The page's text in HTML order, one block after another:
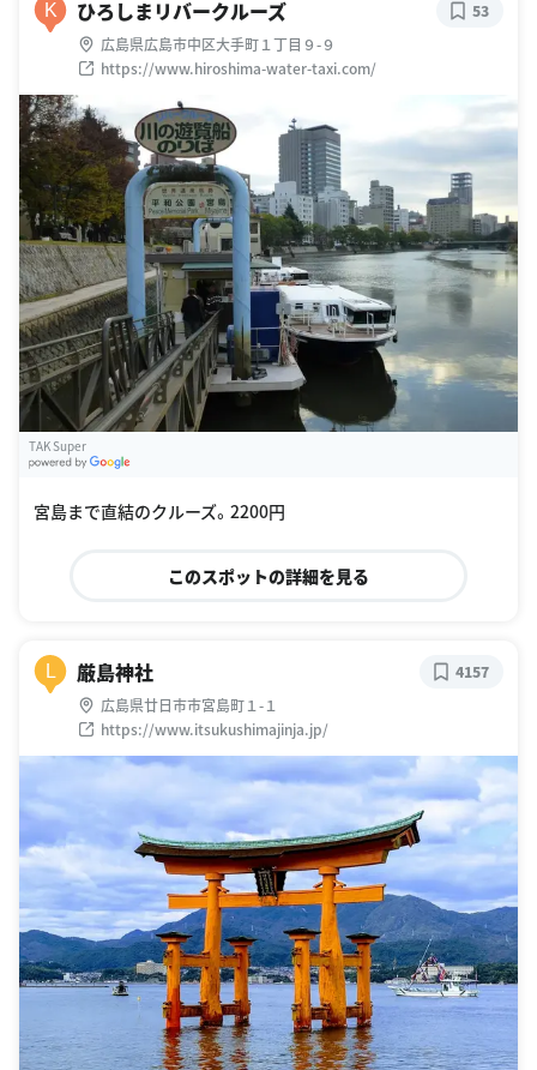
K ひろしまリバークルーズ
広島県広島市中区大手町１丁目９-９
https://www.hiroshima-water-taxi.com/
53
TAK Super
宮島まで直結のクルーズ。2200円
このスポットの詳細を見る
L 厳島神社
広島県廿日市市宮島町１-１
https://www.itsukushimajinja.jp/
4157